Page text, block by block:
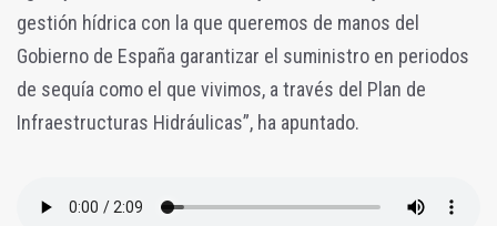
gestión hídrica con la que queremos de manos del
Gobierno de España garantizar el suministro en periodos
de sequía como el que vivimos, a través del Plan de
Infraestructuras Hidráulicas”, ha apuntado.